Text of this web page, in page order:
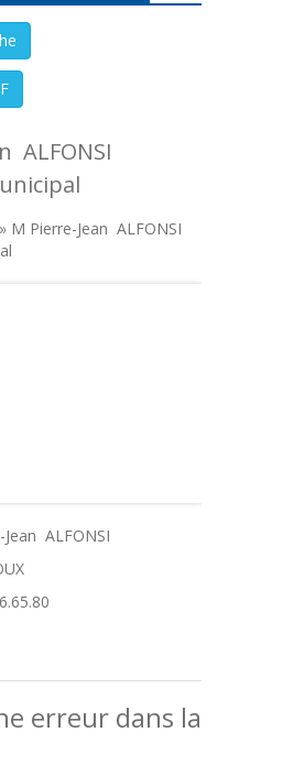
ALFONSI
» M Pierre-Jean ALFONSI
Jean ALFONSI
erreur dans la